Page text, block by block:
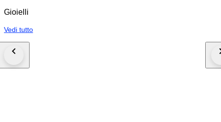
Gioielli
Vedi tutto